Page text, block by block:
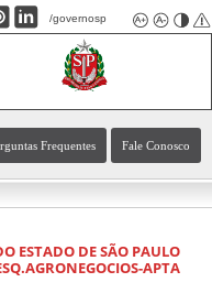
/governosp
Frequentes Fale Conosco
ESTADO DE SÃO PAULO
APTA